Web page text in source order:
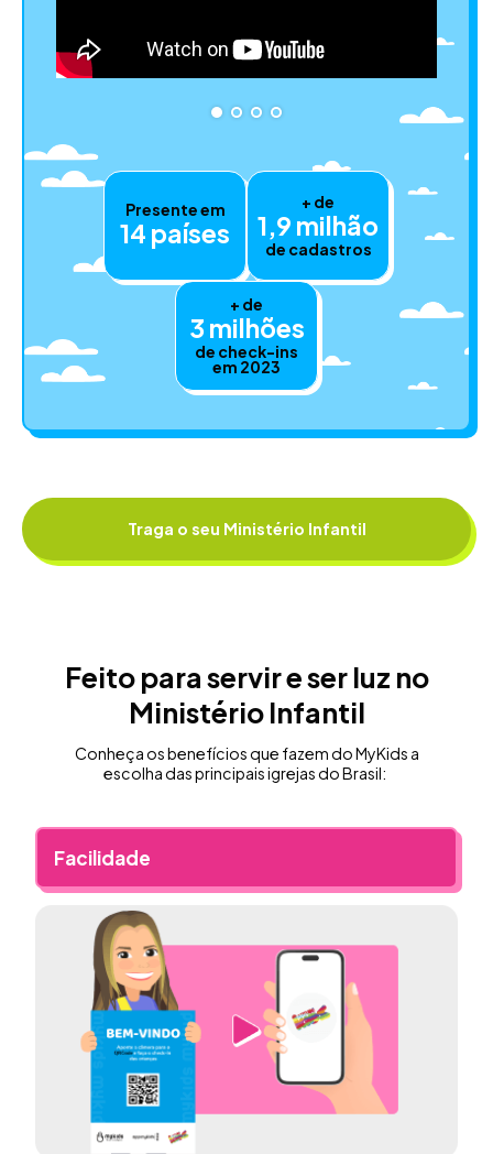
Presente em
14 países
+ de
1,9 milhão
de cadastros
+ de
3 milhões
de check-ins
em 2023
Traga o seu Ministério Infantil
Feito para servir e ser luz no
Ministério Infantil
Conheça os benefícios que fazem do MyKids a
escolha das principais igrejas do Brasil:
Facilidade